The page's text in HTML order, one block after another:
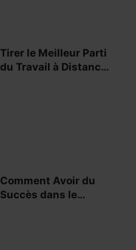
Tirer le Meilleur Parti
du Travail à Distance
Comment Avoir du
Succès dans le